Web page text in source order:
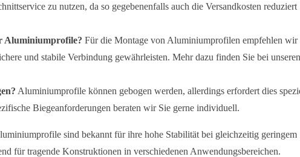
zu nutzen, da so gegebenenfalls auch die Versandkosten reduziert
Aluminiumprofile? Für die Montage von Aluminiumprofilen empfehlen wir
und stabile Verbindung gewährleisten. Mehr dazu finden Sie bei
Aluminiumprofile können gebogen werden, allerdings erfordert dies
Biegeanforderungen beraten wir Sie gerne individuell.
sind bekannt für ihre hohe Stabilität bei gleichzeitig geringem
für tragende Konstruktionen in verschiedenen Anwendungsbereichen.